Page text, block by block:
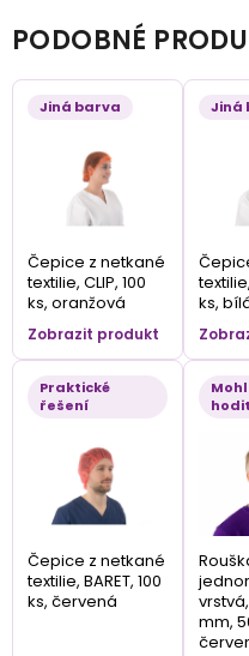
PODOBNÉ
Jiná barva
Čepice z netkané
textilie, CLIP, 100
ks, oranžová
Zobrazit produkt
Jiná
ks,
Praktické
řešení
Čepice z netkané
textilie, BARET, 100
ks, červená
hodit
vrstvá,
mm,